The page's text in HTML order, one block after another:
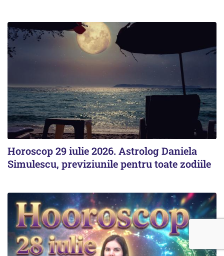
Horoscop 29 iulie 2026. Astrolog Daniela
Simulescu, previziunile pentru toate zodiile